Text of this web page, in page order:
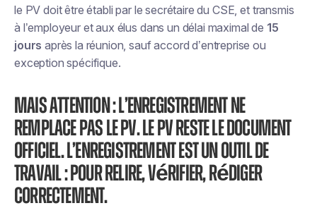
le PV doit être établi par le secrétaire du CSE, et transmis
à l’employeur et aux élus dans un délai maximal de 15
jours après la réunion, sauf accord d’entreprise ou
exception spécifique.
Mais attention : l’enregistrement ne
remplace pas le PV. Le PV reste le document
officiel. L’enregistrement est un outil de
travail : pour relire, vérifier, rédiger
correctement.